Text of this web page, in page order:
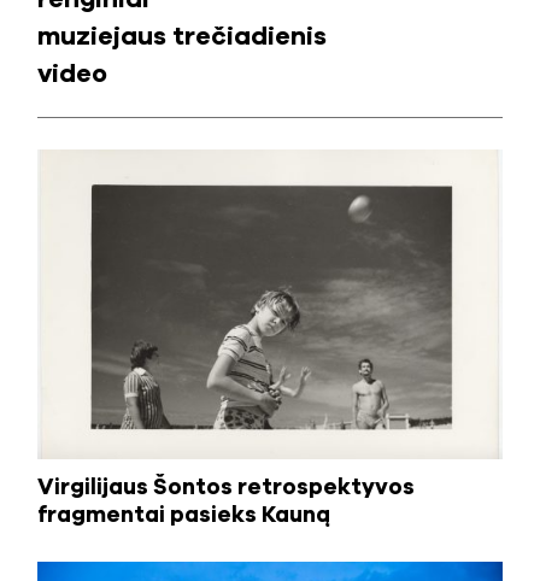
Virgilijaus Šontos retrospektyvos
fragmentai pasieks Kauną
muziejaus trečiadienis
video